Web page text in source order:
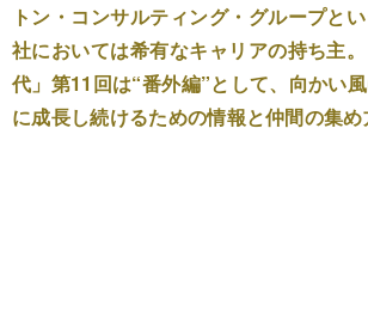
トン・コンサルティング・グループと
社においては希有なキャリアの持ち主
代」第11回は“番外編”として、向かい
に成長し続けるための情報と仲間の集め